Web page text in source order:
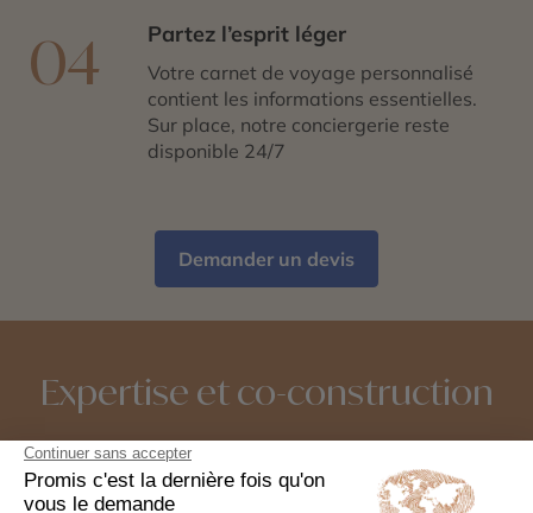
04 Partez l’esprit léger
Votre carnet de voyage personnalisé
contient les informations essentielles.
Sur place, notre conciergerie reste
disponible 24/7
Demander un devis
Expertise et co-construction
1